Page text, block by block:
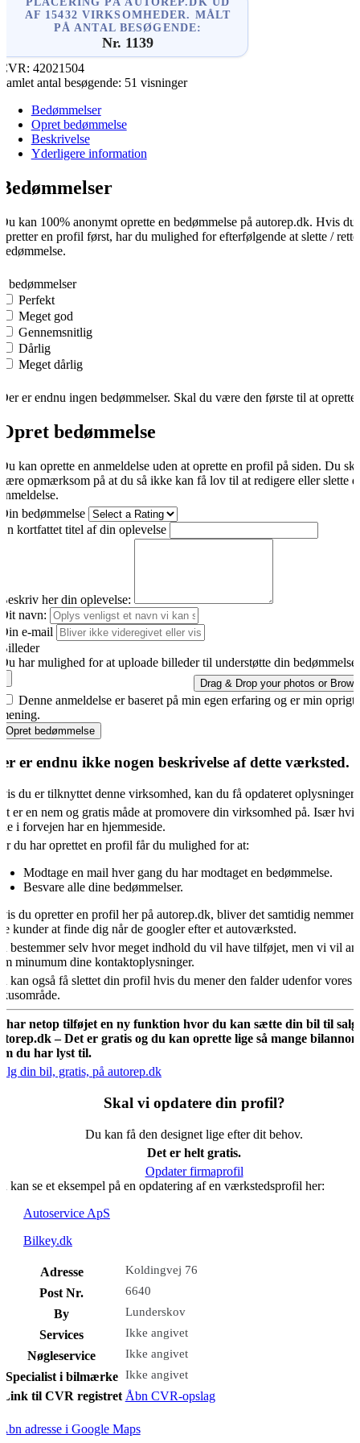
AF 15432 VIRKSOMHEDER. MÅLT
PÅ ANTAL BESØGENDE:
Nr. 1139
42021504
antal besøgende: 51 visninger
Bedømmelser
Opret bedømmelse
Beskrivelse
Yderligere information
kan 100% anonymt oprette en bedømmelse på autorep.dk. Hvis du
en profil først, har du mulighed for efterfølgende at slette /
bedømmelser
Perfekt
Meget god
Gennemsnitlig
Dårlig
Meget dårlig
er endnu ingen bedømmelser. Skal du være den første til at oprette
bedømmelse
kan oprette en anmeldelse uden at oprette en profil på siden. Du
opmærksom på at du så ikke kan få lov til at redigere eller slette
bedømmelse
kortfattet titel af din oplevelse
her din oplevelse:
navn:
e-mail
har mulighed for at uploade billeder til understøtte din bedømmelse.
Drag & Drop your photos or
Denne anmeldelse er baseret på min egen erfaring og er min
Opret bedømmelse
er endnu ikke nogen beskrivelse af dette værksted.
du er tilknyttet denne virksomhed, kan du få opdateret
er en nem og gratis måde at promovere din virksomhed på. Især
i forvejen har en hjemmeside.
du har oprettet en profil får du mulighed for at:
Modtage en mail hver gang du har modtaget en bedømmelse.
Besvare alle dine bedømmelser.
du opretter en profil her på autorep.dk, bliver det samtidig
kunder at finde dig når de googler efter et autoværksted.
bestemmer selv hvor meget indhold du vil have tilføjet, men vi vil
minumum dine kontaktoplysninger.
kan også få slettet din profil hvis du mener den falder udenfor vores
har netop tilføjet en ny funktion hvor du kan sætte din bil til salg
– Det er gratis og du kan oprette lige så mange
du har lyst til.
din bil, gratis, på autorep.dk
Skal vi opdatere din profil?
Du kan få den designet lige efter dit behov.
Det er helt gratis.
Opdater firmaprofil
kan se et eksempel på en opdatering af en værkstedsprofil her:
Autoservice ApS
Bilkey.dk
Adresse Koldingvej 76
Post Nr. 6640
By Lunderskov
Services Ikke angivet
Nøgleservice Ikke angivet
Specialist i bilmærke Ikke angivet
Link til CVR registret Åbn CVR-opslag
adresse i Google Maps